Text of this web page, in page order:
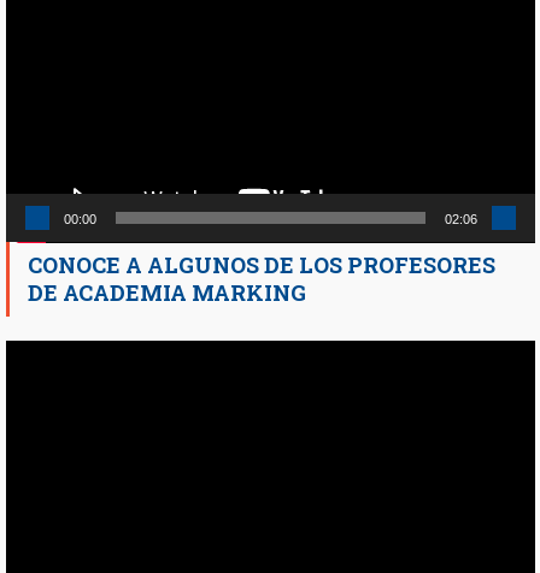
00:00 02:06
CONOCE A ALGUNOS DE LOS PROFESORES
DE ACADEMIA MARKING